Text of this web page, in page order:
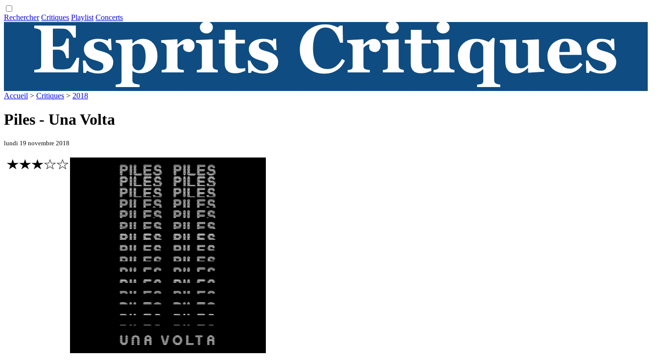
Rechercher Critiques Playlist Concerts
Accueil > Critiques > 2018
Piles - Una Volta
lundi 19 novembre 2018